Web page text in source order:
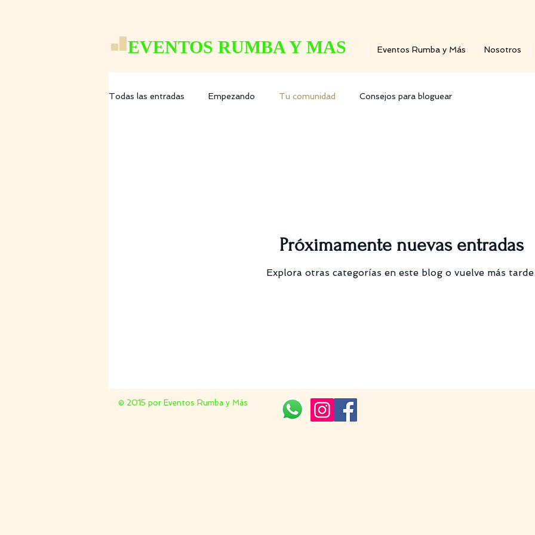
EVENTOS RUMBA Y MAS Eventos Rumba y Más Nosotros
Todas las entradas Empezando Tu comunidad Consejos para bloguear
Próximamente nuevas entradas
Explora otras categorías en este blog o vuelve más
© 2015 por Eventos Rumba y Más